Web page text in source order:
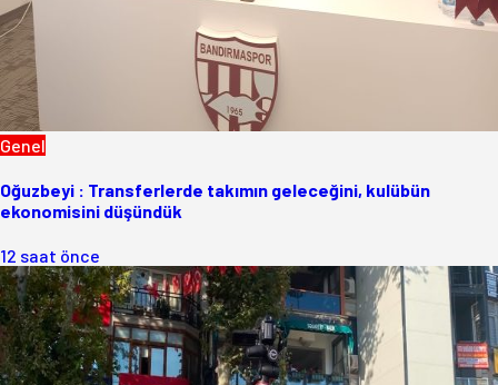
Genel
Oğuzbeyi : Transferlerde takımın geleceğini, kulübün
ekonomisini düşündük
12 saat önce